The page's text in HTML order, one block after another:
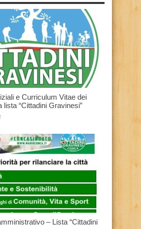
e Curriculum Vitae dei
lista “Cittadini Gravinesi”
– Lista “Cittadini